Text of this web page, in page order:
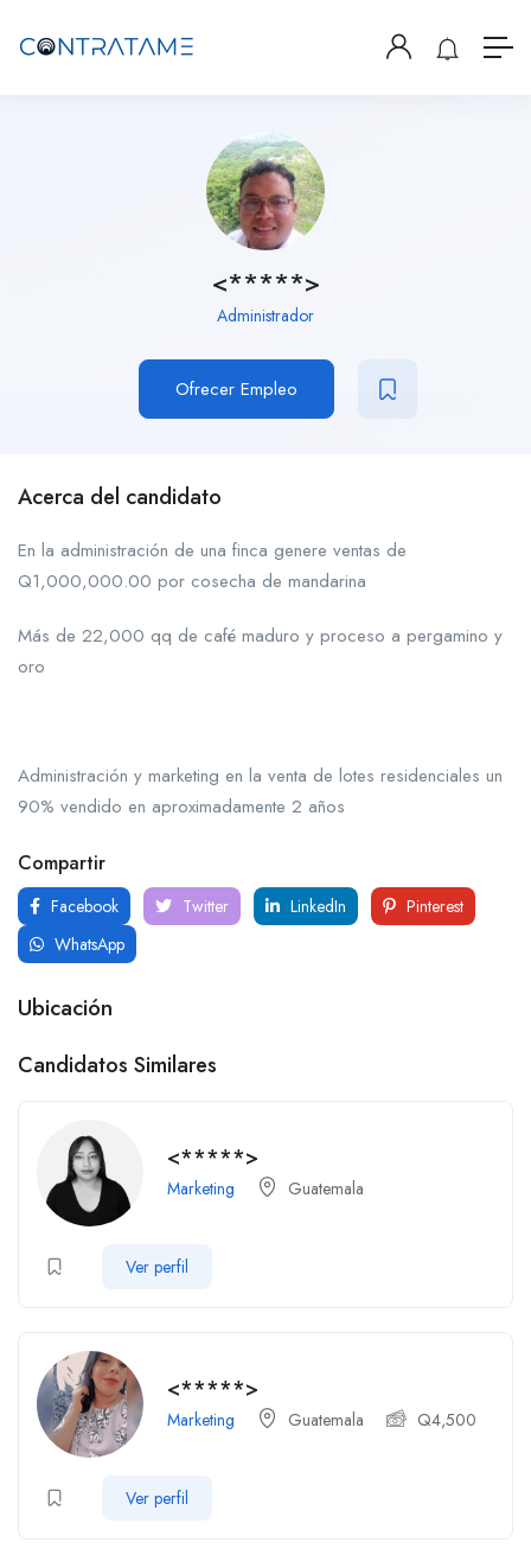
<*****>
Administrador
Ofrecer Empleo
Acerca del candidato
En la administración de una finca genere ventas de
Q1,000,000.00 por cosecha de mandarina
Más de 22,000 qq de café maduro y proceso a pergamino y
oro
Administración y marketing en la venta de lotes residenciales un
90% vendido en aproximadamente 2 años
Compartir
Facebook Twitter LinkedIn
Pinterest
WhatsApp
Ubicación
Candidatos Similares
<*****>
Marketing Guatemala
Ver perfil
<*****>
Marketing Guatemala Q4,500
Ver perfil